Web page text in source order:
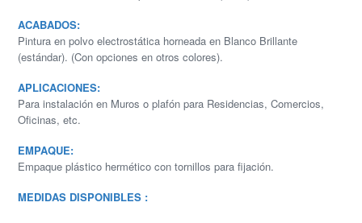
ACABADOS:
Pintura en polvo electrostática horneada en Blanco Brillante
(estándar). (Con opciones en otros colores).
APLICACIONES:
Para instalación en Muros o plafón para Residencias, Comercios,
Oficinas, etc.
EMPAQUE:
Empaque plástico hermético con tornillos para fijación.
MEDIDAS DISPONIBLES :